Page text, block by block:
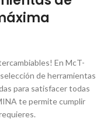
En McT-
de herramientas
para satisfacer todas
te permite cumplir